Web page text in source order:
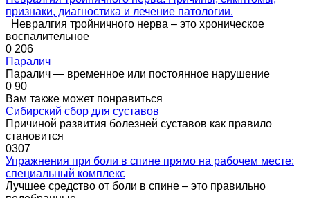
признаки, диагностика и лечение патологии.
Невралгия тройничного нерва – это хроническое
воспалительное
0 206
Паралич
Паралич — временное или постоянное нарушение
0 90
Вам также может понравиться
Сибирский сбор для суставов
Причиной развития болезней суставов как правило
становится
0307
Упражнения при боли в спине прямо на рабочем месте:
специальный комплекс
Лучшее средство от боли в спине – это правильно